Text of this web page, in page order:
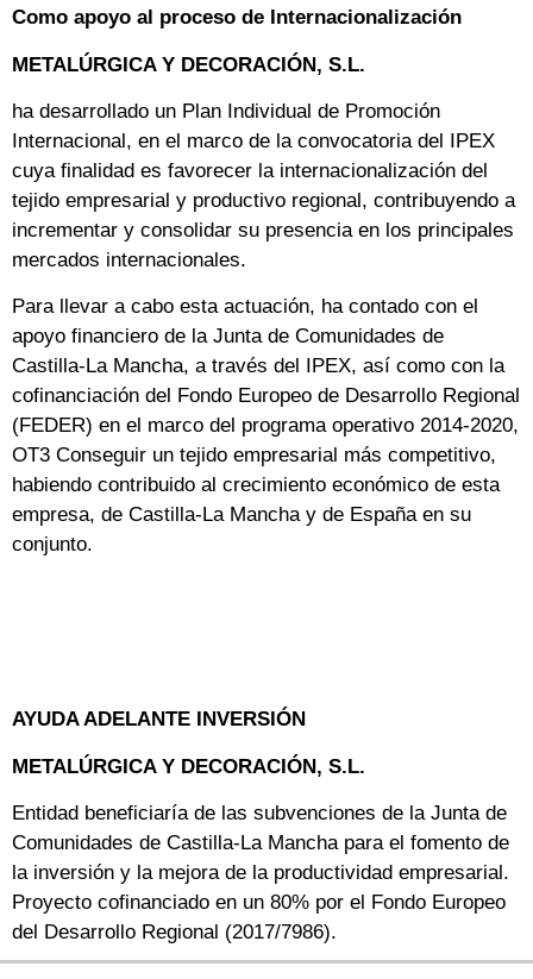
Como apoyo al proceso de Internacionalización
METALÚRGICA Y DECORACIÓN, S.L.
ha desarrollado un Plan Individual de Promoción
Internacional, en el marco de la convocatoria del IPEX
cuya finalidad es favorecer la internacionalización del
tejido empresarial y productivo regional, contribuyendo a
incrementar y consolidar su presencia en los principales
mercados internacionales.
Para llevar a cabo esta actuación, ha contado con el
apoyo financiero de la Junta de Comunidades de
Castilla-La Mancha, a través del IPEX, así como con la
cofinanciación del Fondo Europeo de Desarrollo Regional
(FEDER) en el marco del programa operativo 2014-2020,
OT3 Conseguir un tejido empresarial más competitivo,
habiendo contribuido al crecimiento económico de esta
empresa, de Castilla-La Mancha y de España en su
conjunto.
AYUDA ADELANTE INVERSIÓN
METALÚRGICA Y DECORACIÓN, S.L.
Entidad beneficiaría de las subvenciones de la Junta de
Comunidades de Castilla-La Mancha para el fomento de
la inversión y la mejora de la productividad empresarial.
Proyecto cofinanciado en un 80% por el Fondo Europeo
del Desarrollo Regional (2017/7986).